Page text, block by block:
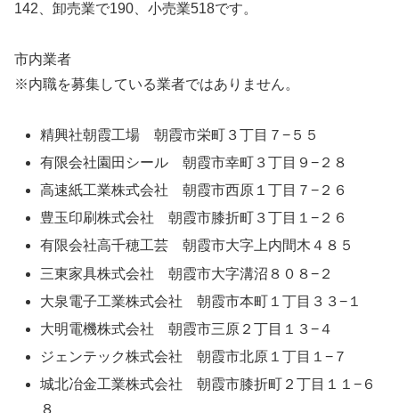
142、卸売業で190、小売業518です。
市内業者
※内職を募集している業者ではありません。
精興社朝霞工場 朝霞市栄町３丁目７−５５
有限会社園田シール 朝霞市幸町３丁目９−２８
高速紙工業株式会社 朝霞市西原１丁目７−２６
豊玉印刷株式会社 朝霞市膝折町３丁目１−２６
有限会社高千穂工芸 朝霞市大字上内間木４８５
三東家具株式会社 朝霞市大字溝沼８０８−２
大泉電子工業株式会社 朝霞市本町１丁目３３−１
大明電機株式会社 朝霞市三原２丁目１３−４
ジェンテック株式会社 朝霞市北原１丁目１−７
城北冶金工業株式会社 朝霞市膝折町２丁目１１−６
８